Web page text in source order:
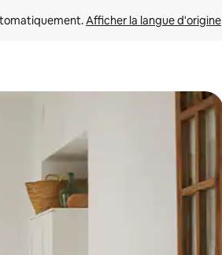
Afficher la langue d'origine